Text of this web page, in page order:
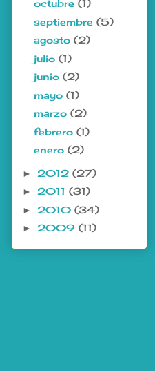
octubre (1)
septiembre (5)
agosto (2)
julio (1)
junio (2)
mayo (1)
marzo (2)
febrero (1)
enero (2)
► 2012 (27)
► 2011 (31)
► 2010 (34)
► 2009 (11)